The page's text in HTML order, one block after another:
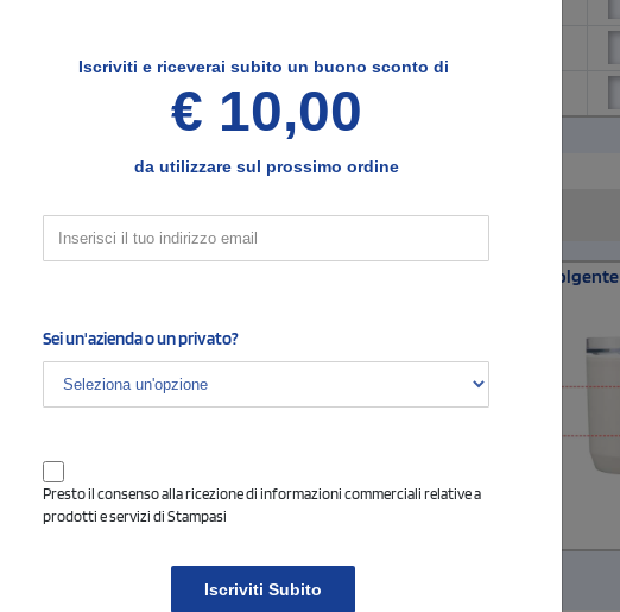
3 Configura le posizioni e il tipo di stampa
2 colori
4 colori
avvolgente
Iscriviti e riceverai subito un buono sconto di
€ 10,00
da utilizzare sul prossimo ordine
Sei un'azienda o un privato?
Presto il consenso alla ricezione di informazioni commerciali relative a
prodotti e servizi di Stampasi
Iscriviti Subito